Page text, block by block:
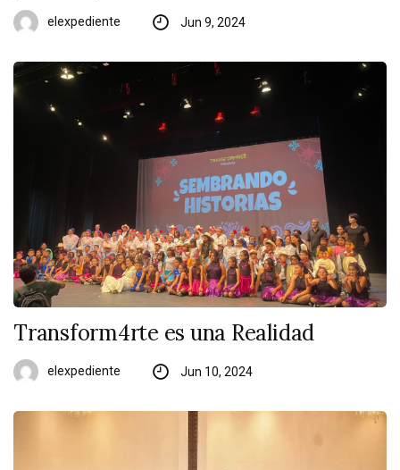
elexpediente Jun 9, 2024
Transform4rte es una Realidad
elexpediente Jun 10, 2024